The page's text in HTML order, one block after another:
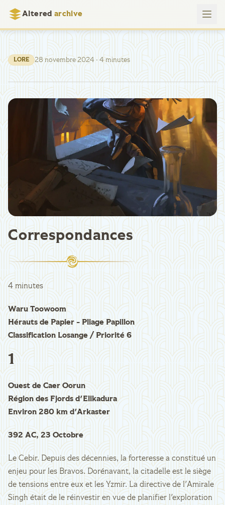
Altered archive
LORE 28 novembre 2024 · 4 minutes
Correspondances
4 minutes
Waru Toowoom
Hérauts de Papier - Pliage Papillon
Classification Losange / Priorité 6
1
Ouest de Caer Oorun
Région des Fjords d'Elikadura
Environ 280 km d'Arkaster
392 AC, 23 Octobre
Le Cebir. Depuis des décennies, la forteresse a constitué un
enjeu pour les Bravos. Dorénavant, la citadelle est le siège
de tensions entre eux et les Yzmir. La directive de l'Amirale
Singh était de le réinvestir en vue de planifier l'exploration